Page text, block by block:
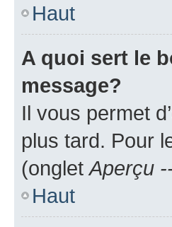
Haut
A quoi sert le
message?
Il vous permet
plus tard. Pour
(onglet Aperçu
Haut